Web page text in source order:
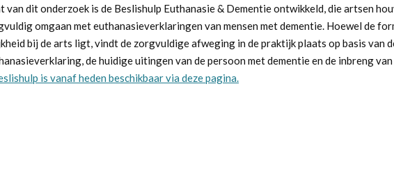
van dit onderzoek is de Beslishulp Euthanasie & Dementie ontwikkeld, die artsen
omgaan met euthanasieverklaringen van mensen met dementie. Hoewel de
bij de arts ligt, vindt de zorgvuldige afweging in de praktijk plaats op basis van
de huidige uitingen van de persoon met dementie en de inbreng van
is vanaf heden beschikbaar via deze pagina.